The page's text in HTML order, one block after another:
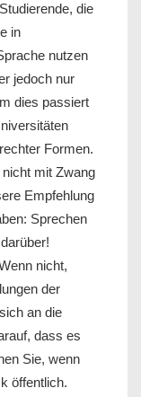
die
in
nutzen
jedoch nur
dies passiert
Formen.
mit Zwang
Empfehlung
Sprechen
nicht,
der
an die
dass es
Sie, wenn
öffentlich.